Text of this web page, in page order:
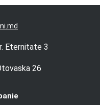
Eternitate 3
26